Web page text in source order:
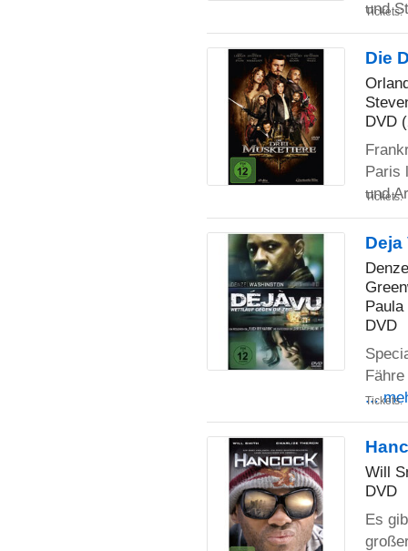
und
Tickets:
Die
DVD
Paris
und
Tickets:
Deja
DVD
...
Tickets:
Will
DVD
Es